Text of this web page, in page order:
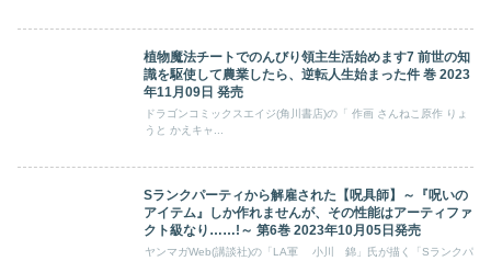
植物魔法チートでのんびり領主生活始めます7 前世の知
識を駆使して農業したら、逆転人生始まった件 巻 2023
年11月09日 発売
ドラゴンコミックスエイジ(角川書店)の「 作画 さんねこ原作 りょ
うと かえキャ...
Sランクパーティから解雇された【呪具師】～『呪いの
アイテム』しか作れませんが、その性能はアーティファ
クト級なり……!～ 第6巻 2023年10月05日発売
ヤンマガWeb(講談社)の「LA軍 小川 錦」氏が描く「Sランクパ